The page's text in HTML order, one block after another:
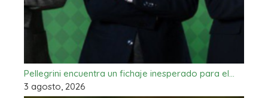
Pellegrini encuentra un fichaje inesperado para el…
3 agosto, 2026